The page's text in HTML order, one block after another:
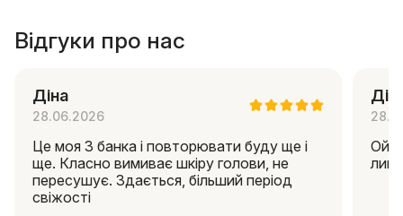
Відгуки про нас
Діна
28.06.2026
Це моя 3 банка і повторювати буду ще і
ще. Класно вимиває шкіру голови, не
пересушує. Здається, більший період
свіжості
Ой